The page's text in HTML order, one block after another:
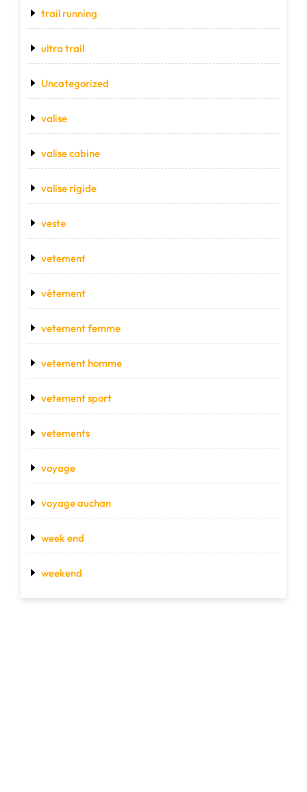
trail running
ultra trail
Uncategorized
valise
valise cabine
valise rigide
veste
vetement
vétement
vetement femme
vetement homme
vetement sport
vetements
voyage
voyage auchan
week end
weekend